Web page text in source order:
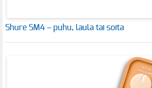
Shure SM4 – puhu, laula tai soita